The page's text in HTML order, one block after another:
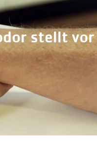
stellt vor